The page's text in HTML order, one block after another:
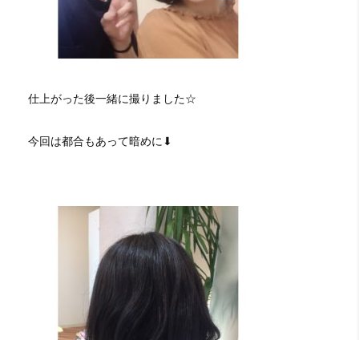
仕上がった後一緒に撮りました☆
今回は都合もあって暗めに⬇︎